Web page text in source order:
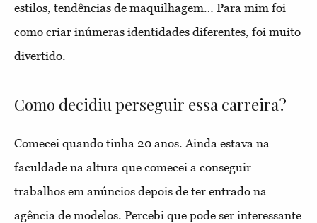
estilos, tendências de maquilhagem… Para mim foi
como criar inúmeras identidades diferentes, foi muito
divertido.
Como decidiu perseguir essa carreira?
Comecei quando tinha 20 anos. Ainda estava na
faculdade na altura que comecei a conseguir
trabalhos em anúncios depois de ter entrado na
agência de modelos. Percebi que pode ser interessante